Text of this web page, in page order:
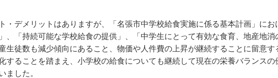
デメリットはありますが、「名張市中学校給食実施に係る基本計画」にお
、「持続可能な学校給食の提供」、「中学生にとって有効な食育、地産地
生徒数も減少傾向にあること、物価や人件費の上昇が継続することに留意す
ることを踏まえ、小学校の給食についても継続して現在の栄養バランス
ました。